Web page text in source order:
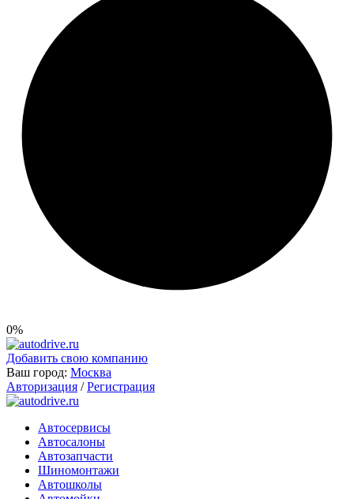
0%
Добавить свою компанию
Ваш город: Москва
Авторизация / Регистрация
Автосервисы
Автосалоны
Автозапчасти
Шиномонтажи
Автошколы